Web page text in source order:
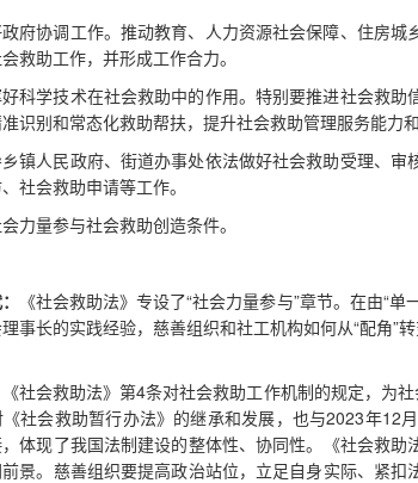
府协调工作。推动教育、人力资源社会保障、住房
救助工作，并形成工作合力。
科学技术在社会救助中的作用。特别要推进社会救
识别和常态化救助帮扶，提升社会救助管理服务能力和
镇人民政府、街道办事处依法做好社会救助受理、
社会救助申请等工作。
力量参与社会救助创造条件。
《社会救助法》专设了“社会力量参与”章节。在由“
事长的实践经验，慈善组织和社工机构如何从“配角”
《社会救助法》第4条对社会救助工作机制的规定，为
社会救助暂行办法》的继承和发展，也与2023年12
体现了我国法制建设的整体性、协同性。《社会救
景。慈善组织要提高政治站位，立足自身实际、紧